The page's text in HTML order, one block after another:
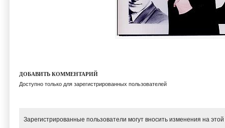
ДОБАВИТЬ КОММЕНТАРИЙ
Доступно только для зарегистрированных пользователей
Зарегистрированные пользователи могут вносить изменения на